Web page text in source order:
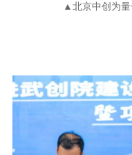
▲北京中创为